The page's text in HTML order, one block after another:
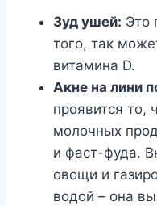
Зуд ушей: Это
того, так
витамина D.
Акне на лини
проявится то,
молочных
и фаст-фуда.
овощи и
водой – она